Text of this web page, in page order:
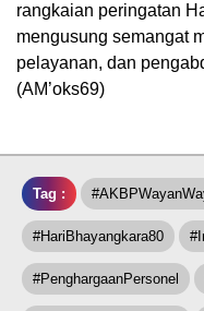
rangkaian peringatan
mengusung semangat
pelayanan, dan
(AM’oks69)
Tag :
#HariBhayangkara80
#PenghargaanPersonel